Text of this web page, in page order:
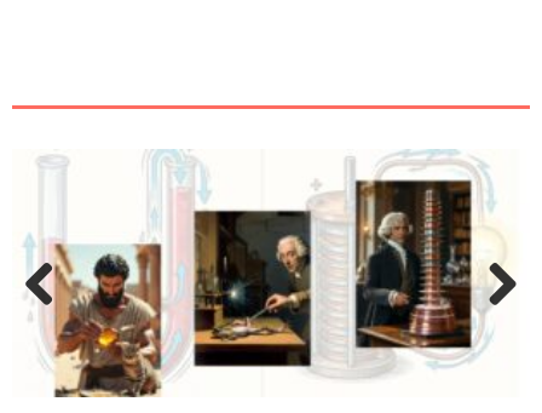
Previous Next